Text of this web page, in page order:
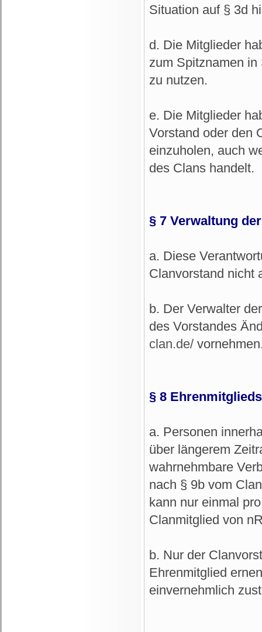
Situation auf § 3d
d. Die Mitglieder
zum Spitznamen
zu nutzen.
e. Die Mitglieder
Vorstand oder den
einzuholen, auch
des Clans handelt.
§ 7 Verwaltung
a. Diese
Clanvorstand nicht
b. Der Verwalter
des Vorstandes
clan.de/
§ 8
a. Personen
über längerem
wahrnehmbare
nach § 9b vom
kann nur einmal
Clanmitglied von
b. Nur der
Ehrenmitglied
einvernehmlich